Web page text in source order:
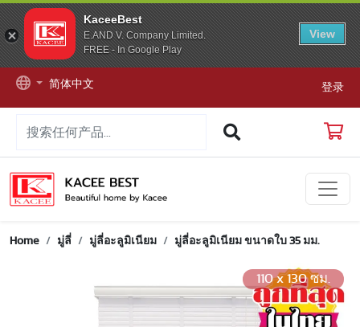
KaceeBest
E.AND V. Company Limited.
FREE - In Google Play
View
简体中文 登录
Home มู่ลี่ มู่ลี่อะลูมิเนียม มู่ลี่อะลูมิเนียม ขนาดใบ 35 มม.
110 x 130 ซม.